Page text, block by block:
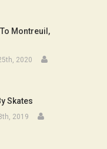
Montreuil,
2020
Skates
2019